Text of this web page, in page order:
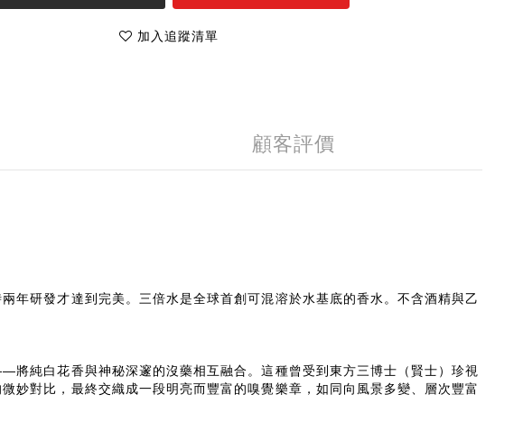
加入追蹤清單
顧客評價
年研發才達到完美。三倍水是全球首創可混溶於水基底的香水。不含酒精與乙
純白花香與神秘深邃的沒藥相互融合。這種曾受到東方三博士（賢士）珍視
妙對比，最終交織成一段明亮而豐富的嗅覺樂章，如同向風景多變、層次豐富